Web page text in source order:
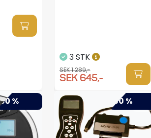
3 STK
SEK 1.289,-
SEK 645,-
% -50 %